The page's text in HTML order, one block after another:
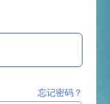
忘记密码？